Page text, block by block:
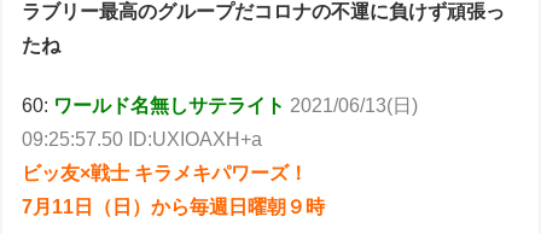
ラブリー最高のグループだコロナの不運に負けず頑張っ
たね
60: ワールド名無しサテライト 2021/06/13(日)
09:25:57.50 ID:UXIOAXH+a
ビッ友×戦士 キラメキパワーズ！
7月11日（日）から毎週日曜朝９時